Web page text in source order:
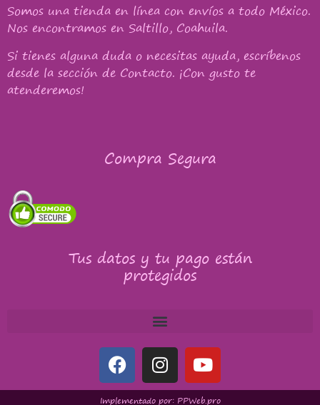
Somos una tienda en línea con envíos a todo México.
Nos encontramos en Saltillo, Coahuila.
Si tienes alguna duda o necesitas ayuda, escríbenos
desde la sección de Contacto. ¡Con gusto te
atenderemos!
Compra Segura
Tus datos y tu pago están
protegidos
Implementado por: PPWeb.pro